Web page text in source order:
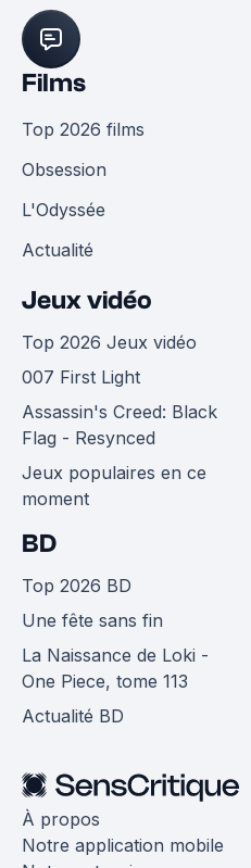
Films
Top 2026 films
Obsession
L'Odyssée
Actualité
Jeux vidéo
Top 2026 Jeux vidéo
007 First Light
Assassin's Creed: Black
Flag - Resynced
Jeux populaires en ce
moment
BD
Top 2026 BD
Une fête sans fin
La Naissance de Loki -
One Piece, tome 113
Actualité BD
À propos
Notre application mobile